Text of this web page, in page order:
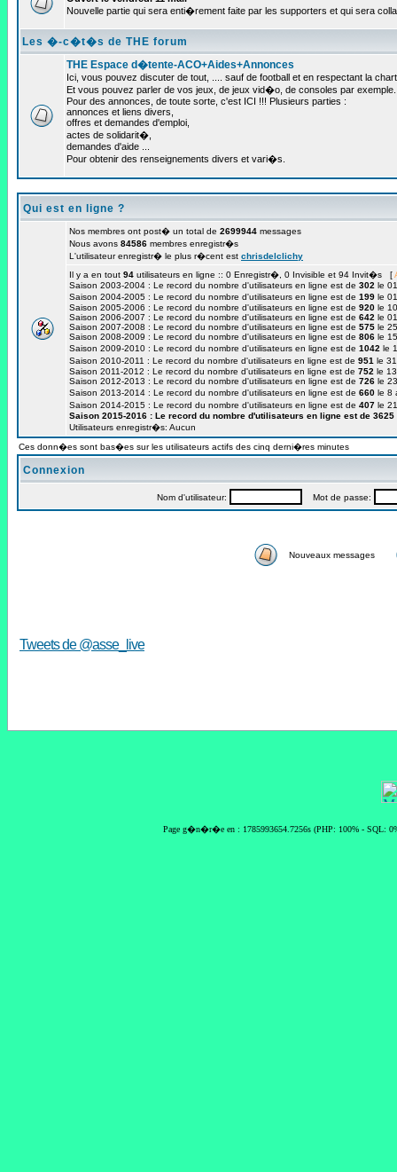
Nouvelle partie qui sera enti�rement faite par les supporters et qui sera
Les �-c�t�s de THE forum
THE Espace d�tente-ACO+Aides+Annonces
Ici, vous pouvez discuter de tout, .... sauf de football et en respectant la
Et vous pouvez parler de vos jeux, de jeux vid�o, de consoles par exemple.
Pour des annonces, de toute sorte, c'est ICI !!! Plusieurs parties :
annonces et liens divers,
offres et demandes d'emploi,
actes de solidarit�,
demandes d'aide ...
Pour obtenir des renseignements divers et vari�s.
Qui est en ligne ?
Nos membres ont post� un total de 2699944 messages
Nous avons 84586 membres enregistr�s
L'utilisateur enregistr� le plus r�cent est chrisdelclichy
Il y a en tout 94 utilisateurs en ligne :: 0 Enregistr�, 0 Invisible et 94 Invit�s [
Saison 2003-2004 : Le record du nombre d'utilisateurs en ligne est de 302 le
Saison 2004-2005 : Le record du nombre d'utilisateurs en ligne est de 199 le
Saison 2005-2006 : Le record du nombre d'utilisateurs en ligne est de 920 le
Saison 2006-2007 : Le record du nombre d'utilisateurs en ligne est de 642 le
Saison 2007-2008 : Le record du nombre d'utilisateurs en ligne est de 575 le
Saison 2008-2009 : Le record du nombre d'utilisateurs en ligne est de 806 le
Saison 2009-2010 : Le record du nombre d'utilisateurs en ligne est de 1042 le
Saison 2010-2011 : Le record du nombre d'utilisateurs en ligne est de 951 le
Saison 2011-2012 : Le record du nombre d'utilisateurs en ligne est de 752 le
Saison 2012-2013 : Le record du nombre d'utilisateurs en ligne est de 726 le
Saison 2013-2014 : Le record du nombre d'utilisateurs en ligne est de 660 le 8
Saison 2014-2015 : Le record du nombre d'utilisateurs en ligne est de 407 le
Saison 2015-2016 : Le record du nombre d'utilisateurs en ligne est de 3625
Utilisateurs enregistr�s: Aucun
Ces donn�es sont bas�es sur les utilisateurs actifs des cinq derni�res minutes
Connexion
Nom d'utilisateur: Mot de passe:
Nouveaux messages
Tweets de @asse_live
Page g�n�r�e en : 1785993654.7256s (PHP: 100% - SQL: